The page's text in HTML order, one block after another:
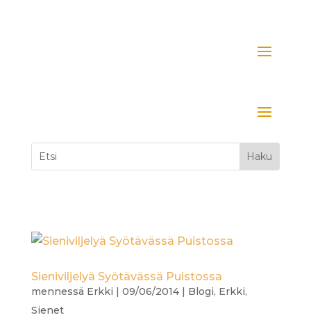
Sieniviljelyä Syötävässä Puistossa
mennessä Erkki | 09/06/2014| Blogi, Erkki,
Sienet